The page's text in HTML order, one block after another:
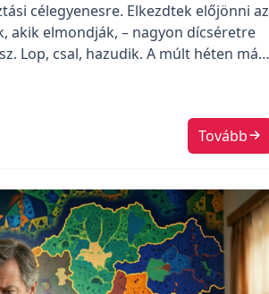
célegyenesre. Elkezdtek előjönni az
akik elmondják, – nagyon dícséretre
Lop, csal, hazudik. A múlt héten már
mindazoknak, akik nem voltak
ebben […]
Tovább